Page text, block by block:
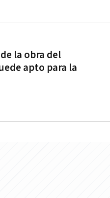
la obra del
apto para la